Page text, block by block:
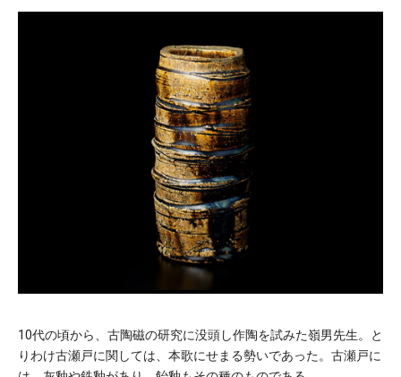
10代の頃から、古陶磁の研究に没頭し作陶を試みた嶺男先生。と
りわけ古瀬戸に関しては、本歌にせまる勢いであった。古瀬戸に